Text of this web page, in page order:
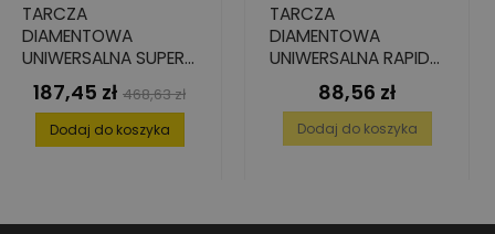
TARCZA
DIAMENTOWA
UNIWERSALNA SUPER
PRO, 230 MM X 22.2
MM X 2.6 MM X 8 MM
Cena
187,45 zł Cena
podstawowa
468,63 zł
Dodaj do koszyka
TARCZA
DIAMENTOWA
UNIWERSALNA RAPID
TURBO, 230 MM X
22,23 MM
Cena
88,56 zł
Dodaj do koszyka